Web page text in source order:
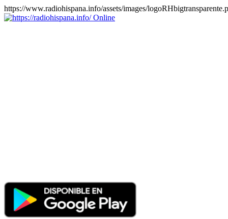
https://www.radiohispana.info/assets/images/
Online